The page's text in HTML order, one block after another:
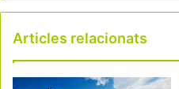
Articles relacionats